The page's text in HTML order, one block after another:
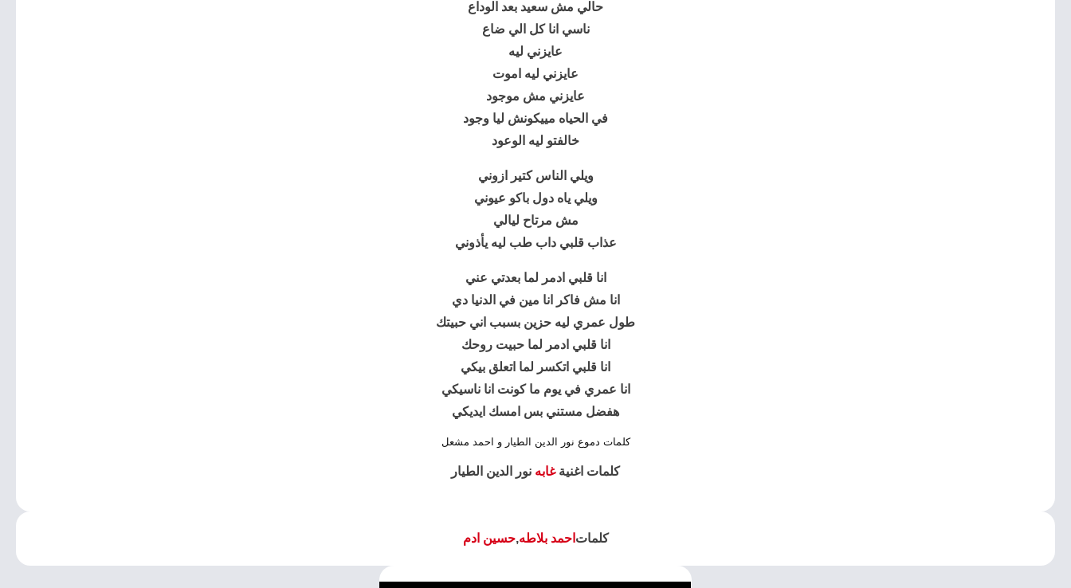
حالي مش سعيد بعد الوداع
ناسي انا كل الي ضاع
عايزني ليه
عايزني ليه اموت
عايزني مش موجود
في الحياه مييكونش ليا وجود
خالفتو ليه الوعود
ويلي الناس كتير ازوني
ويلي ياه دول باكو عيوني
مش مرتاح ليالي
عذاب قلبي داب طب ليه يأذوني
انا قلبي ادمر لما بعدتي عني
انا مش فاكر انا مين في الدنيا دي
طول عمري ليه حزين بسبب اني حبيتك
انا قلبي ادمر لما حبيت روحك
انا قلبي اتكسر لما اتعلق بيكي
انا عمري في يوم ما كونت انا ناسيكي
هفضل مستني بس امسك ايديكي
كلمات دموع نور الدين الطيار و احمد مشعل
كلمات اغنيةغابه نور الدين الطيار
كلمات احمد بلاطه,حسين ادم